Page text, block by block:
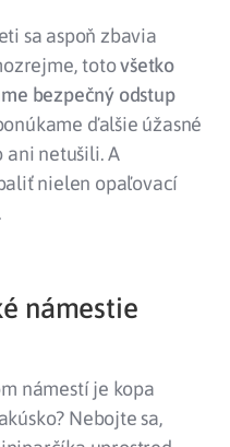
sa aspoň zbavia
totovšetko
bezpečný odstup
ďalšie úžasné
ani netušili. A
nielen opaľovací
.
námestie
námestí je kopa
Nebojte sa,